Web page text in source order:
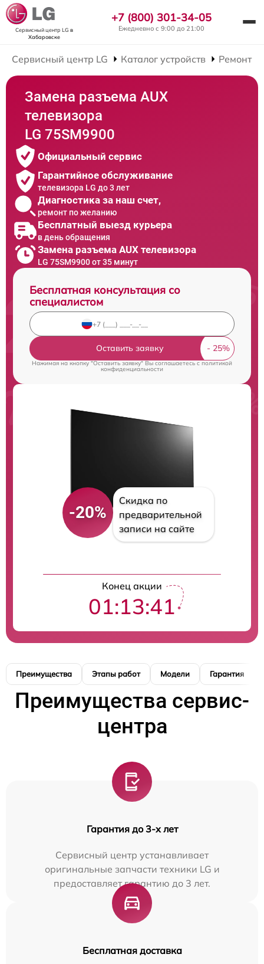
Сервисный центр LG в
Хабаровске
+7 (800) 301-34-05
Ежедневно с 9:00 до 21:00
Сервисный центр LG Каталог устройств Ремонт
Замена разъема AUX
телевизора
LG 75SM9900
Официальный сервис
Гарантийное обслуживание
телевизора LG до 3 лет
Диагностика за наш счет,
ремонт по желанию
Бесплатный выезд курьера
в день обращения
Замена разъема AUX телевизора
LG 75SM9900 от 35 минут
Бесплатная консультация со
специалистом
Оставить заявку
Нажимая на кнопку "Оставить заявку" Вы соглашаетесь cполитикой
конфиденциальности
-20%
Скидка по
предварительной
записи на сайте
Конец акции
01:13:40
Преимущества Этапы работ Модели Гарантия
Преимущества сервис-
центра
Гарантия до 3-х лет
Сервисный центр устанавливает
оригинальные запчасти техники LG и
предоставляет гарантию до 3 лет.
Бесплатная доставка